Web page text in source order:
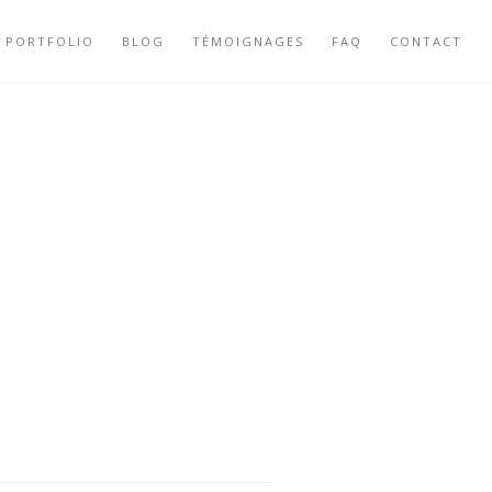
PORTFOLIO BLOG TÉMOIGNAGES FAQ CONTACT